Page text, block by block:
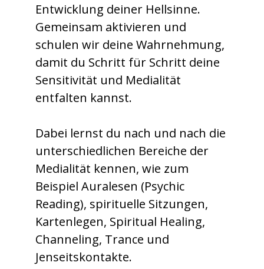
Entwicklung deiner Hellsinne.
Gemeinsam aktivieren und
schulen wir deine Wahrnehmung,
damit du Schritt für Schritt deine
Sensitivität und Medialität
entfalten kannst.
Dabei lernst du nach und nach die
unterschiedlichen Bereiche der
Medialität kennen, wie zum
Beispiel Auralesen (Psychic
Reading), spirituelle Sitzungen,
Kartenlegen, Spiritual Healing,
Channeling, Trance und
Jenseitskontakte.